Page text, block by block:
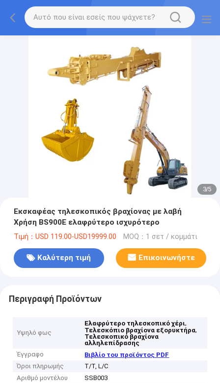
3/5
Εκσκαφέας τηλεσκοπικός βραχίονας με λαβή
Χρήση BS900E ελαφρύτερο ισχυρότερο
Τιμή：USD 119.00-USD19999.00 MOQ：1 σετ / κομμάτι
Καλύτερη τιμή Επικοινωνήστε
Περιγραφή Προϊόντων
Υψηλό φως
Ελαφρύτερο τηλεσκοπικό χέρι,
Τελεσκόπιο βραχίονα εξορυκτήρα,
Τελεσκοπικό βραχίονα
αλληλεπίδρασης
Έγγραφο
Βιβλίο του προϊόντος PDF
Όροι πληρωμής
T/T, L/C
Αριθμό μοντέλου
SSB003